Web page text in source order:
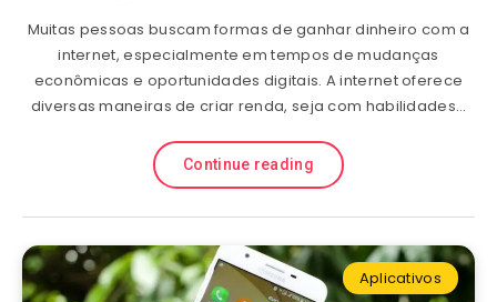
Muitas pessoas buscam formas de ganhar dinheiro com a
internet, especialmente em tempos de mudanças
econômicas e oportunidades digitais. A internet oferece
diversas maneiras de criar renda, seja com habilidades…
Continue reading
Aplicativos